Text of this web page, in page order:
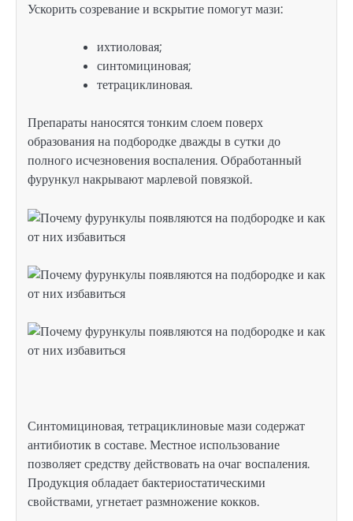
Ускорить созревание и вскрытие помогут мази:
ихтиоловая;
синтомициновая;
тетрациклиновая.
Препараты наносятся тонким слоем поверх
образования на подбородке дважды в сутки до
полного исчезновения воспаления. Обработанный
фурункул накрывают марлевой повязкой.
Синтомициновая, тетрациклиновые мази содержат
антибиотик в составе. Местное использование
позволяет средству действовать на очаг воспаления.
Продукция обладает бактериостатическими
свойствами, угнетает размножение кокков.